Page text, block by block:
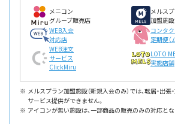
メニコン
グループ販売店
メルス
加盟施設
WEB入会
対応店
コンタ
定期便（
WEB注文
サービス
ClickMiru
LOTO
実施店舗
メルスプラン加盟施設（新規入会のみ）では、転居・出
サービス提供ができません。
アイコンが無い施設は、一部商品の販売のみの対応とな